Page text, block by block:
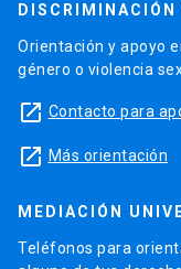
Orientación y apoyo
género o violencia
launch Contacto para
launch Más orientación
MEDIACIÓN
Teléfonos para